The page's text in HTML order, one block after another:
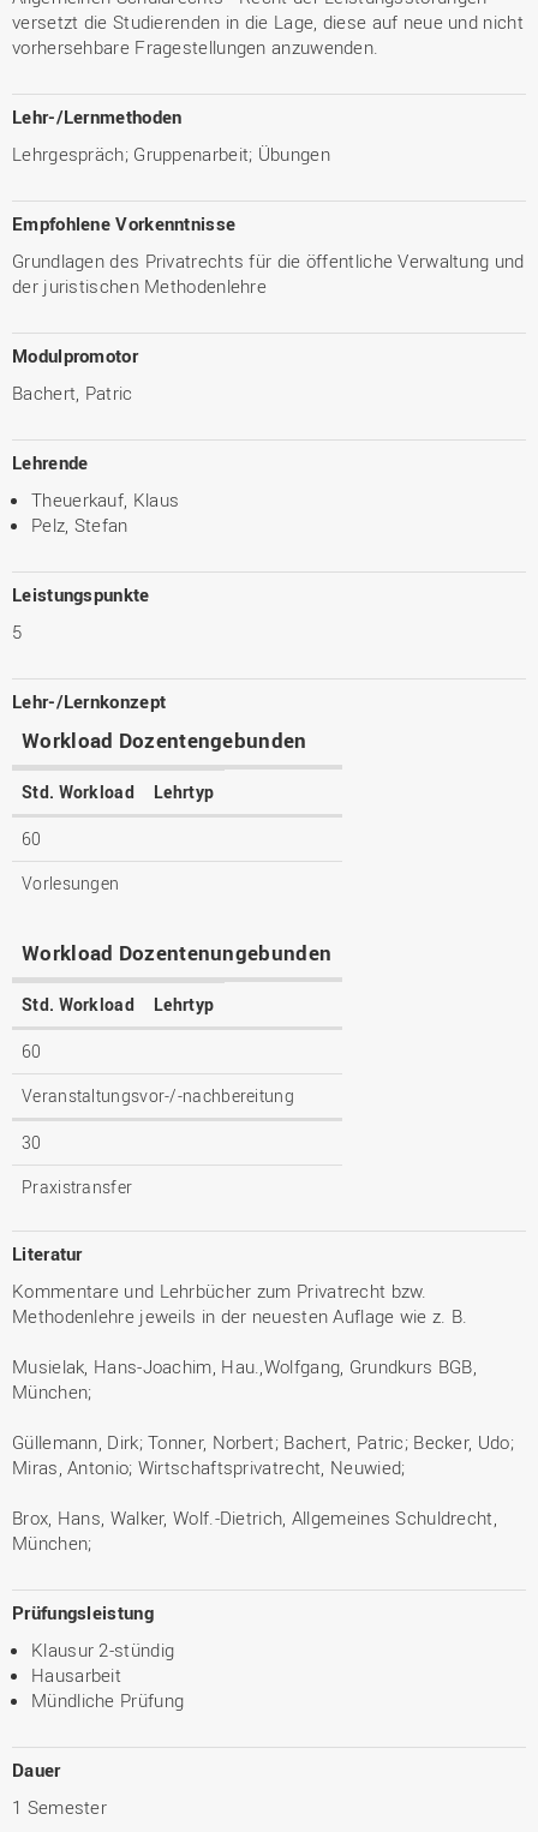
versetzt die Studierenden in die Lage, diese auf neue und nicht
vorhersehbare Fragestellungen anzuwenden.
Lehr-/Lernmethoden
Lehrgespräch; Gruppenarbeit; Übungen
Empfohlene Vorkenntnisse
Grundlagen des Privatrechts für die öffentliche Verwaltung und
der juristischen Methodenlehre
Modulpromotor
Bachert, Patric
Lehrende
Theuerkauf, Klaus
Pelz, Stefan
Leistungspunkte
5
Lehr-/Lernkonzept
Workload Dozentengebunden
Std. Workload Lehrtyp
60
Vorlesungen
Workload Dozentenungebunden
Std. Workload Lehrtyp
60
Veranstaltungsvor-/-nachbereitung
30
Praxistransfer
Literatur
Kommentare und Lehrbücher zum Privatrecht bzw.
Methodenlehre jeweils in der neuesten Auflage wie z. B.
Musielak, Hans-Joachim, Hau.,Wolfgang, Grundkurs BGB,
München;
Güllemann, Dirk; Tonner, Norbert; Bachert, Patric; Becker, Udo;
Miras, Antonio; Wirtschaftsprivatrecht, Neuwied;
Brox, Hans, Walker, Wolf.-Dietrich, Allgemeines Schuldrecht,
München;
Prüfungsleistung
Klausur 2-stündig
Hausarbeit
Mündliche Prüfung
Dauer
1 Semester